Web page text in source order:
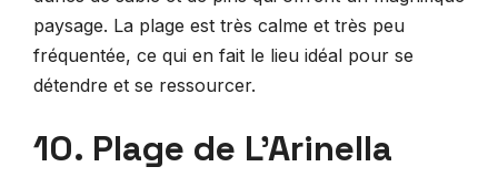
paysage. La plage est très calme et très peu
fréquentée, ce qui en fait le lieu idéal pour se
détendre et se ressourcer.
10. Plage de L’Arinella